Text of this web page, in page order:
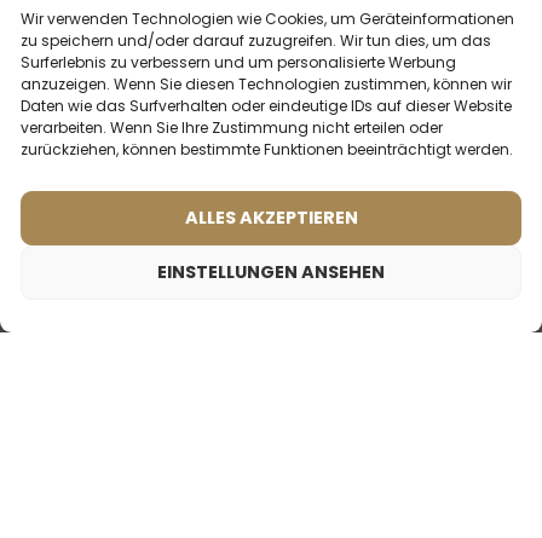
Wir verwenden Technologien wie Cookies, um Geräteinformationen
zu speichern und/oder darauf zuzugreifen. Wir tun dies, um das
Surferlebnis zu verbessern und um personalisierte Werbung
anzuzeigen. Wenn Sie diesen Technologien zustimmen, können wir
Daten wie das Surfverhalten oder eindeutige IDs auf dieser Website
verarbeiten. Wenn Sie Ihre Zustimmung nicht erteilen oder
zurückziehen, können bestimmte Funktionen beeinträchtigt werden.
ALLES AKZEPTIEREN
EINSTELLUNGEN ANSEHEN
einzigartige Duftkompositionen, die Ihre Wäsche frisch
halten und anders als klassische Weichspüler riechen.
Schonend zur
Kinderhaut
Frei von
Parabenen